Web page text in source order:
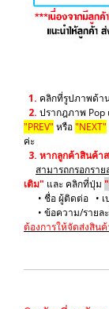
1. คลิกที่รูปภาพด้า
2. ปรากฎภาพ Pop
"PREV" หรือ"NEXT"
ค่ะ
3. หากลูกค้าสินค้า
สามารถกรอกรา
เติม" และ คลิกที่ปุ่ม
• ชื่อ ผู้ติดต่อ • เ
• ข้อความ/รายละ
ต้องการให้จัดส่งสินค้